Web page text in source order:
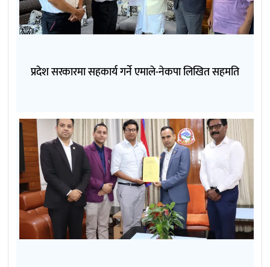
प्रदेश सरकारमा सहकार्य गर्ने एमाले-नेकपा लिखित सहमति